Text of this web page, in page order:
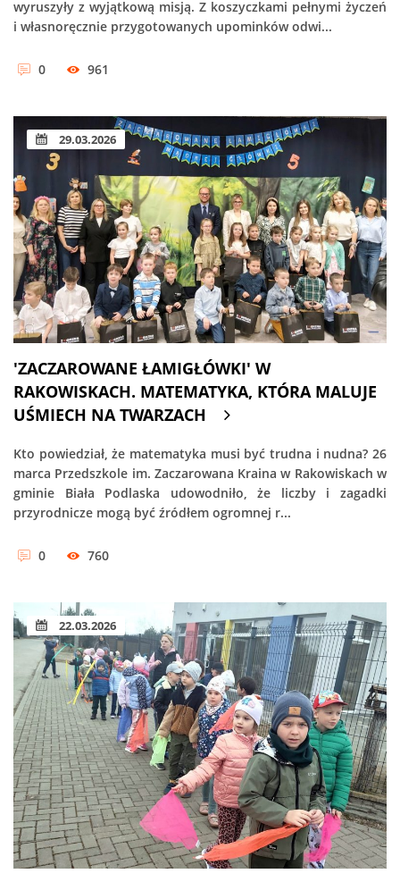
wyruszyły z wyjątkową misją. Z koszyczkami pełnymi życzeń
i własnoręcznie przygotowanych upominków odwi...
0 961
29.03.2026
'ZACZAROWANE ŁAMIGŁÓWKI' W
RAKOWISKACH. MATEMATYKA, KTÓRA MALUJE
UŚMIECH NA TWARZACH
Kto powiedział, że matematyka musi być trudna i nudna? 26
marca Przedszkole im. Zaczarowana Kraina w Rakowiskach w
gminie Biała Podlaska udowodniło, że liczby i zagadki
przyrodnicze mogą być źródłem ogromnej r...
0 760
22.03.2026